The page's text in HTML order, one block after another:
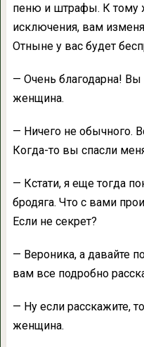
пеню и штрафы. К тому
исключения, вам
Отныне у вас будет
— Очень благодарна!
женщина.
— Ничего не обычного.
Когда-то вы спасли
— Кстати, я еще тогда
бродяга. Что с вами
Если не секрет?
— Вероника, а давайте
вам все подробно
— Ну если расскажите,
женщина.